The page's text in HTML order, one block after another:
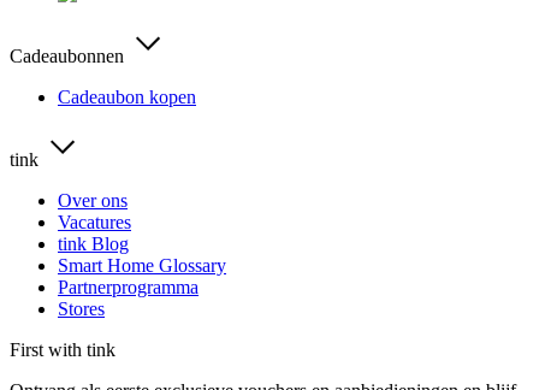
Cadeaubonnen
Cadeaubon kopen
tink
Over ons
Vacatures
tink Blog
Smart Home Glossary
Partnerprogramma
Stores
First with tink